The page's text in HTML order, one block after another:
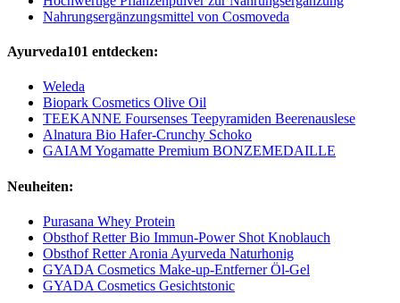
Nahrungsergänzungsmittel von Cosmoveda
Ayurveda101 entdecken:
Weleda
Biopark Cosmetics Olive Oil
TEEKANNE Foursenses Teepyramiden Beerenauslese
Alnatura Bio Hafer-Crunchy Schoko
GAIAM Yogamatte Premium BONZEMEDAILLE
Neuheiten:
Purasana Whey Protein
Obsthof Retter Bio Immun-Power Shot Knoblauch
Obsthof Retter Aronia Ayurveda Naturhonig
GYADA Cosmetics Make-up-Entferner Öl-Gel
GYADA Cosmetics Gesichtstonic